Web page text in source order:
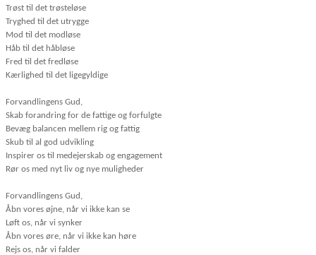
Trøst til det trøsteløse
Tryghed til det utrygge
Mod til det modløse
Håb til det håbløse
Fred til det fredløse
Kærlighed til det ligegyldige
Forvandlingens Gud,
Skab forandring for de fattige og forfulgte
Bevæg balancen mellem rig og fattig
Skub til al god udvikling
Inspirer os til medejerskab og engagement
Rør os med nyt liv og nye muligheder
Forvandlingens Gud,
Åbn vores øjne, når vi ikke kan se
Løft os, når vi synker
Åbn vores øre, når vi ikke kan høre
Rejs os, når vi falder